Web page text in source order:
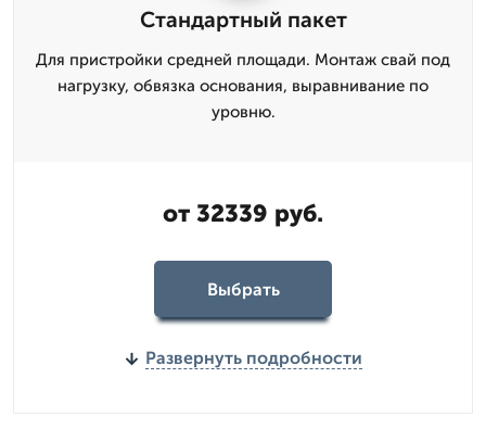
Стандартный пакет
Для пристройки средней площади. Монтаж свай под
нагрузку, обвязка основания, выравнивание по
уровню.
от 32339 руб.
Выбрать
Развернуть подробности